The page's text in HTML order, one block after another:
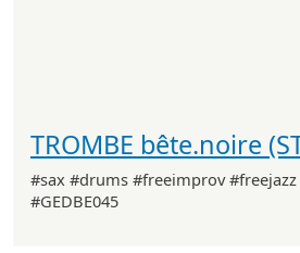
TROMBE bête.noire
#sax #drums #freeimprov #freejazz
#GEDBE045